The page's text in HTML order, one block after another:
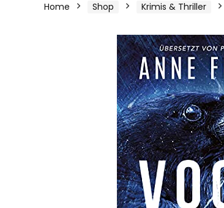
Home Shop Krimis & Thriller